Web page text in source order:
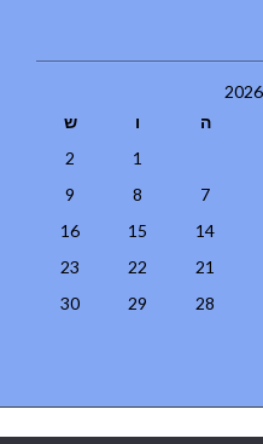
ה ו
ש
1
2
7
8
9
14
15
16
21
22
23
28
29
30